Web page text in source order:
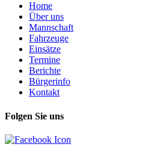
Home
Über uns
Mannschaft
Fahrzeuge
Einsätze
Termine
Berichte
Bürgerinfo
Kontakt
Folgen Sie uns